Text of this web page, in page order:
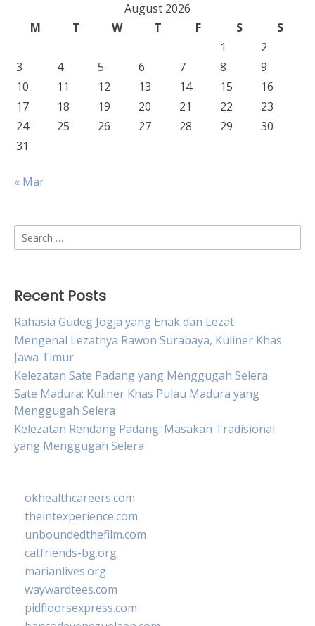
August 2026
M
T W T F S
S
1
2
3
4 5 6 7 8
9
10
11 12 13 14 15
16
17
18 19 20 21 22
23
24
25 26 27 28 29
30
31
« Mar
Search
for:
Recent Posts
Rahasia Gudeg Jogja yang Enak dan Lezat
Mengenal Lezatnya Rawon Surabaya, Kuliner Khas
Jawa Timur
Kelezatan Sate Padang yang Menggugah Selera
Sate Madura: Kuliner Khas Pulau Madura yang
Menggugah Selera
Kelezatan Rendang Padang: Masakan Tradisional
yang Menggugah Selera
okhealthcareers.com
theintexperience.com
unboundedthefilm.com
catfriends-bg.org
marianlives.org
waywardtees.com
pidfloorsexpress.com